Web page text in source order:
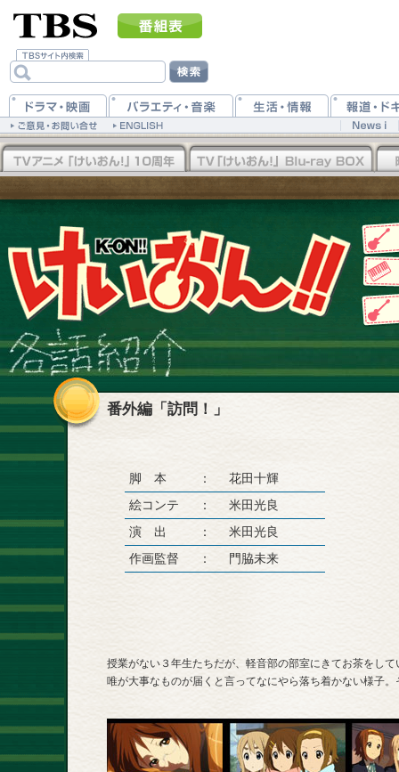
番外編「訪問！」
脚 本 ：
花田十輝
絵コンテ
：
米田光良
演 出
：
米田光良
作画監督
： 門脇未来
授業がない３年生たちだが、軽音部の部室にきてお茶をして
唯が大事なものが届くと言ってなにやら落ち着かない様子